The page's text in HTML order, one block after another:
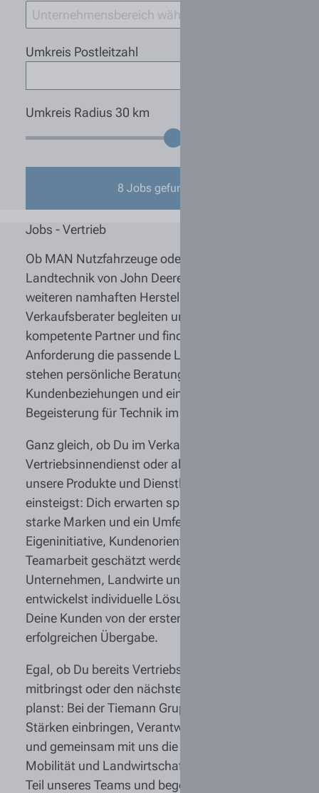
Unternehmensbereich wählen
Umkreis Postleitzahl
Umkreis Radius 30 km
8 Jobs gefunden
Jobs - Vertrieb
Ob MAN Nutzfahrzeuge oder innovative
Landtechnik von John Deere, Kuhn, Kramer und
weiteren namhaften Herstellern: Unsere
Verkaufsberater begleiten unsere Kunden als
kompetente Partner und finden für jede
Anforderung die passende Lösung. Dabei
stehen persönliche Beratung, langfristige
Kundenbeziehungen und eine echte
Begeisterung für Technik im Mittelpunkt.
Ganz gleich, ob Du im Verkaufsaußendienst,
Vertriebsinnendienst oder als Spezialist für
unsere Produkte und Dienstleistungen
einsteigst: Dich erwarten spannende Aufgaben,
starke Marken und ein Umfeld, in dem
Eigeninitiative, Kundenorientierung und
Teamarbeit geschätzt werden. Du berätst
Unternehmen, Landwirte und Fuhrparkbetreiber,
entwickelst individuelle Lösungen und begleitest
Deine Kunden von der ersten Anfrage bis zur
erfolgreichen Übergabe.
Egal, ob Du bereits Vertriebserfahrung
mitbringst oder den nächsten Karriereschritt
planst: Bei der Tiemann Gruppe kannst Du Deine
Stärken einbringen, Verantwortung übernehmen
und gemeinsam mit uns die Zukunft von
Mobilität und Landwirtschaft gestalten. Werde
Teil unseres Teams und begeistere Kunden mit